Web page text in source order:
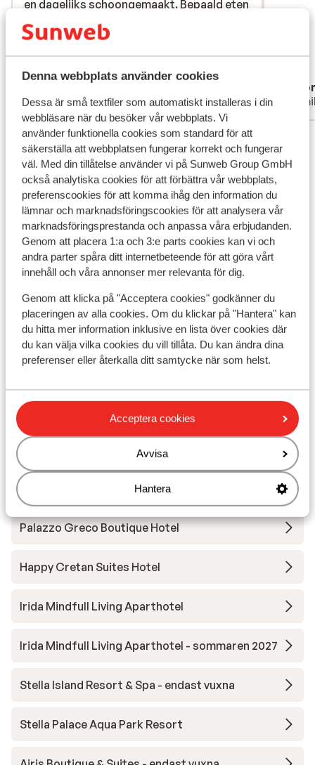
Denna webbplats använder cookies
Dessa är små textfiler som automatiskt installeras i din
webbläsare när du besöker vår webbplats. Vi
använder funktionella cookies som standard för att
säkerställa att webbplatsen fungerar korrekt och fungerar
väl. Med din tillåtelse använder vi på Sunweb Group GmbH
också analytiska cookies för att förbättra vår webbplats,
preferenscookies för att komma ihåg den information du
lämnar och marknadsföringscookies för att analysera vår
marknadsföringsprestanda och anpassa våra erbjudanden.
Genom att placera 1:a och 3:e parts cookies kan vi och
andra parter spåra ditt internetbeteende för att göra vårt
innehåll och våra annonser mer relevanta för dig.
Genom att klicka på "Acceptera cookies" godkänner du
placeringen av alla cookies. Om du klickar på "Hantera" kan
du hitta mer information inklusive en lista över cookies där
du kan välja vilka cookies du vill tillåta. Du kan ändra dina
preferenser eller återkalla ditt samtycke när som helst.
Acceptera cookies
Avvisa
Hantera
alldeles extra. Det finns flera barer för en trevlig drink,
och under hela dagen erbjuds läckra snacks. Från
popcorn till glass, men också sushi tillsammans med
ett gott glas champagne – precis så som en riktig
semester ska vara!
en dagelijks schoongemaakt. Bepaald eten
werd vers gemaakt/bereid en was van
goede kwaliteit. Zowel in zwembad als bij
de zee een lifeguard, dit vonden wij een
extra plus.
en dagelijks schoongemaakt. Bepaald eten
werd vers gemaakt/bereid en was van
goede kwaliteit. Zowel in zwembad als bij
de zee een lifeguar...mer
Översätt till svenska
Familj
Visa alla 212 omdömen
Andra boenden i Kreta
Apartments Elounda Colour
Alkionides Seaside Aparthotel
Harmony Boutique Resort Hotel
Bio Beach Boutique Hotel - endast vuxna
Aloe Boutique & Suites Hotel - endast vuxna
Aulus Chania, Curio Collection by Hilton
Petra Mare Hotel
Iperion Beach Apartments
Palazzo Greco Boutique Hotel
Happy Cretan Suites Hotel
Irida Mindfull Living Aparthotel
Irida Mindfull Living Aparthotel - sommaren 2027
Stella Island Resort & Spa - endast vuxna
Stella Palace Aqua Park Resort